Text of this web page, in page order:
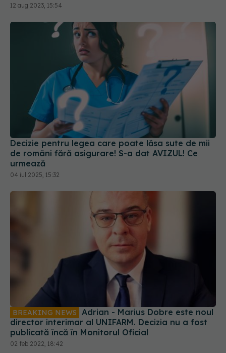
12 aug 2023, 15:54
Decizie pentru legea care poate lăsa sute de mii
de români fără asigurare! S-a dat AVIZUL! Ce
urmează
04 iul 2025, 15:32
BREAKING NEWS
director interimar al UNIFARM. Decizia nu a fost
publicată încă în Monitorul Oficial
02 feb 2022, 18:42